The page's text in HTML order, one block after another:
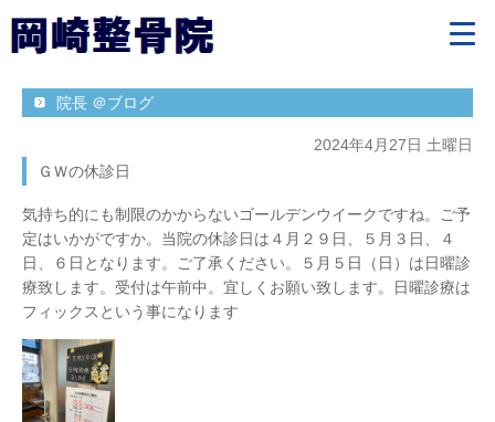
院長 ＠ブログ
2024年4月27日 土曜日
ＧＷの休診日
気持ち的にも制限のかからないゴールデンウイークですね。ご予
定はいかがですか。当院の休診日は４月２９日、５月３日、４
日、６日となります。ご了承ください。５月５日（日）は日曜診
療致します。受付は午前中。宜しくお願い致します。日曜診療は
フィックスという事になります